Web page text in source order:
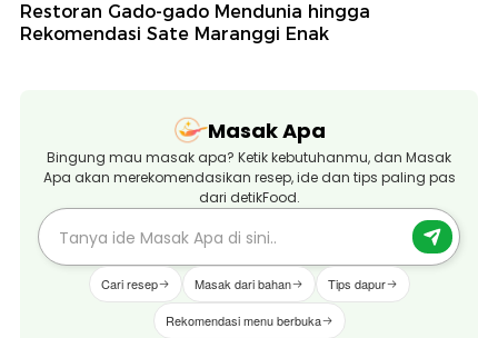
Restoran Gado-gado Mendunia hingga
Rekomendasi Sate Maranggi Enak
Masak Apa
Bingung mau masak apa? Ketik kebutuhanmu, dan Masak
Apa akan merekomendasikan resep, ide dan tips paling pas
dari detikFood.
Cari resep Masak dari bahan Tips dapur
Rekomendasi menu berbuka